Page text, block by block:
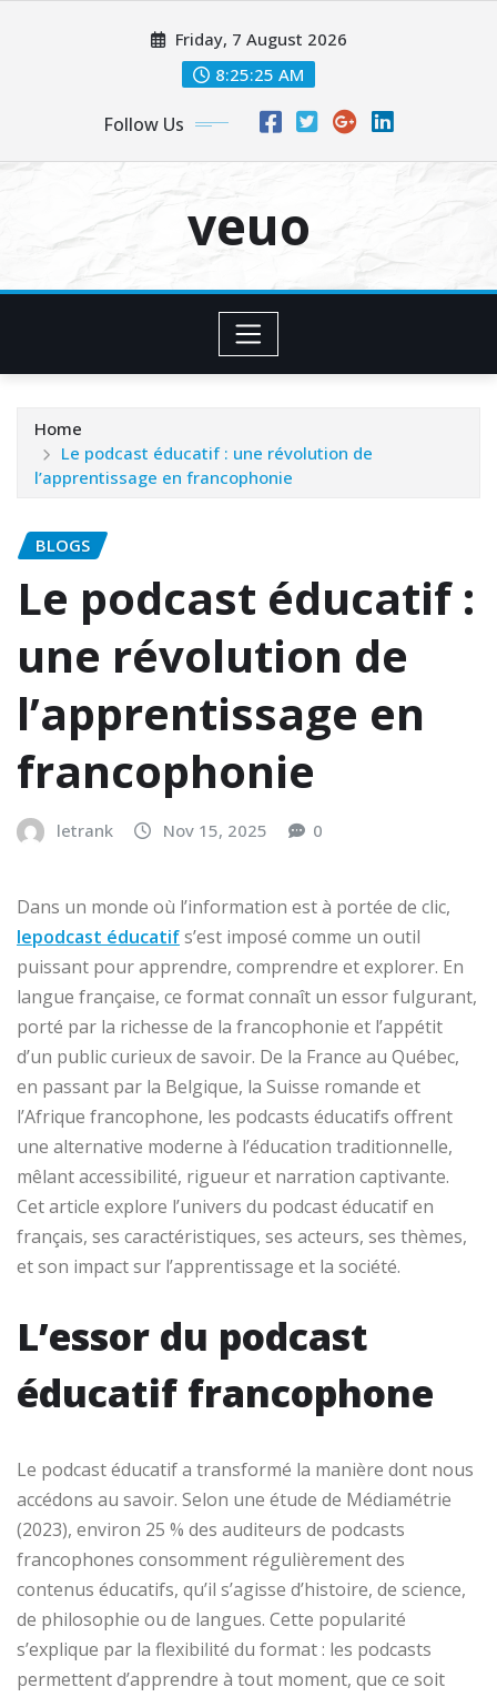
Friday, 7 August 2026
8:25:26 AM
Follow Us
veuo
Home
Le podcast éducatif : une révolution de
l’apprentissage en francophonie
BLOGS
Le podcast éducatif :
une révolution de
l’apprentissage en
francophonie
letrank Nov 15, 2025 0
Dans un monde où l’information est à portée de clic,
lepodcast éducatifs’est imposé comme un outil
puissant pour apprendre, comprendre et explorer. En
langue française, ce format connaît un essor fulgurant,
porté par la richesse de la francophonie et l’appétit
d’un public curieux de savoir. De la France au Québec,
en passant par la Belgique, la Suisse romande et
l’Afrique francophone, les podcasts éducatifs offrent
une alternative moderne à l’éducation traditionnelle,
mêlant accessibilité, rigueur et narration captivante.
Cet article explore l’univers du podcast éducatif en
français, ses caractéristiques, ses acteurs, ses thèmes,
et son impact sur l’apprentissage et la société.
L’essor du podcast
éducatif francophone
Le podcast éducatif a transformé la manière dont nous
accédons au savoir. Selon une étude de Médiamétrie
(2023), environ 25 % des auditeurs de podcasts
francophones consomment régulièrement des
contenus éducatifs, qu’il s’agisse d’histoire, de science,
de philosophie ou de langues. Cette popularité
s’explique par la flexibilité du format : les podcasts
permettent d’apprendre à tout moment, que ce soit